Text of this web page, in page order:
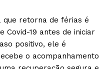
que retorna de férias é
Covid-19 antes de iniciar
positivo, ele é
o acompanhamento